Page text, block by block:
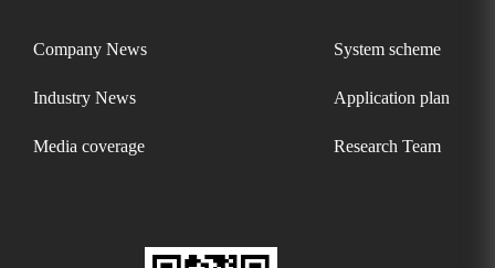
Company News
Industry News
Media coverage
System scheme
Application plan
Research Team